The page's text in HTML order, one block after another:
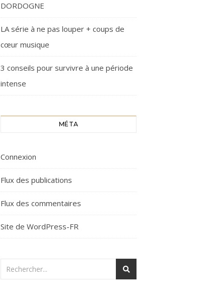
DORDOGNE
LA série à ne pas louper + coups de
cœur musique
3 conseils pour survivre à une période
intense
MÉTA
Connexion
Flux des publications
Flux des commentaires
Site de WordPress-FR